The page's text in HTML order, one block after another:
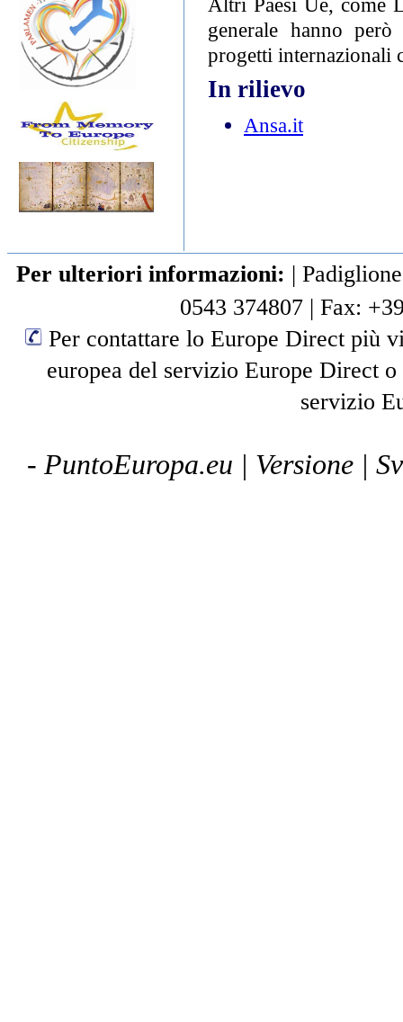
generale hanno
progetti internazionali
In rilievo
Ansa.it
Per ulteriori informazioni: |
0543 374807 | Fax:
Per contattare lo Europe Direct più
europea del servizio Europe Direct
servizio
- PuntoEuropa.eu | Versione |